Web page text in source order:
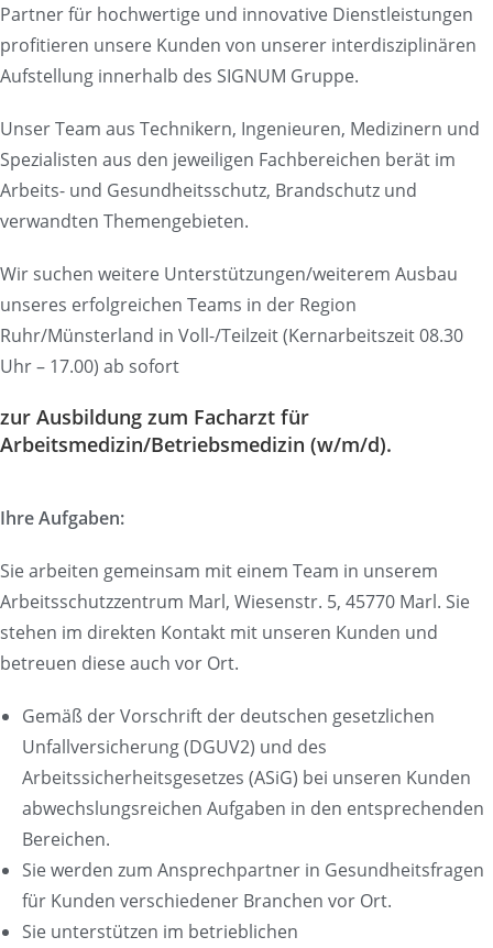
Partner für hochwertige und innovative Dienstleistungen
profitieren unsere Kunden von unserer interdisziplinären
Aufstellung innerhalb des SIGNUM Gruppe.
Unser Team aus Technikern, Ingenieuren, Medizinern und
Spezialisten aus den jeweiligen Fachbereichen berät im
Arbeits- und Gesundheitsschutz, Brandschutz und
verwandten Themengebieten.
Wir suchen weitere Unterstützungen/weiterem Ausbau
unseres erfolgreichen Teams in der Region
Ruhr/Münsterland in Voll-/Teilzeit (Kernarbeitszeit 08.30
Uhr – 17.00) ab sofort
zur Ausbildung zum Facharzt für
Arbeitsmedizin/Betriebsmedizin (w/m/d).
Ihre Aufgaben:
Sie arbeiten gemeinsam mit einem Team in unserem
Arbeitsschutzzentrum Marl, Wiesenstr. 5, 45770 Marl. Sie
stehen im direkten Kontakt mit unseren Kunden und
betreuen diese auch vor Ort.
Gemäß der Vorschrift der deutschen gesetzlichen
Unfallversicherung (DGUV2) und des
Arbeitssicherheitsgesetzes (ASiG) bei unseren Kunden
abwechslungsreichen Aufgaben in den entsprechenden
Bereichen.
Sie werden zum Ansprechpartner in Gesundheitsfragen
für Kunden verschiedener Branchen vor Ort.
Sie unterstützen im betrieblichen